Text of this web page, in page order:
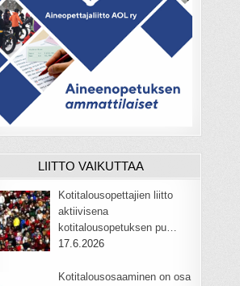
LIITTO VAIKUTTAA
Kotitalousopettajien liitto
aktiivisena
kotitalousopetuksen pu…
17.6.2026
Kotitalousosaaminen on osa